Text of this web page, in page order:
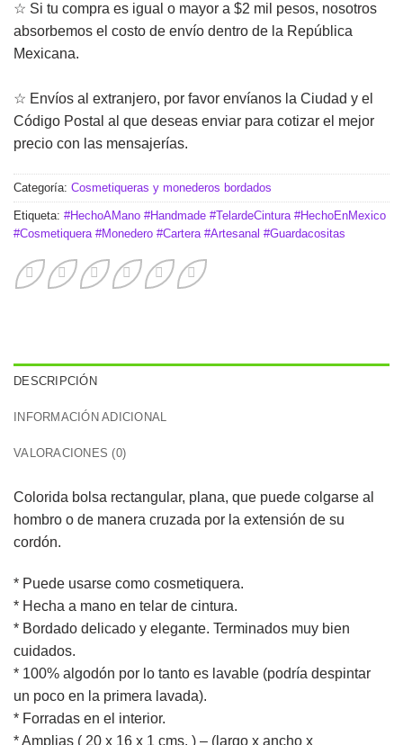
☆ Si tu compra es igual o mayor a $2 mil pesos, nosotros
absorbemos el costo de envío dentro de la República
Mexicana.
☆ Envíos al extranjero, por favor envíanos la Ciudad y el
Código Postal al que deseas enviar para cotizar el mejor
precio con las mensajerías.
Categoría: Cosmetiqueras y monederos bordados
Etiqueta: #HechoAMano #Handmade #TelardeCintura #HechoEnMexico
#Cosmetiquera #Monedero #Cartera #Artesanal #Guardacositas
DESCRIPCIÓN
INFORMACIÓN ADICIONAL
VALORACIONES (0)
Colorida bolsa rectangular, plana, que puede colgarse al
hombro o de manera cruzada por la extensión de su
cordón.
* Puede usarse como cosmetiquera.
* Hecha a mano en telar de cintura.
* Bordado delicado y elegante. Terminados muy bien
cuidados.
* 100% algodón por lo tanto es lavable (podría despintar
un poco en la primera lavada).
* Forradas en el interior.
* Amplias ( 20 x 16 x 1 cms. ) – (largo x ancho x